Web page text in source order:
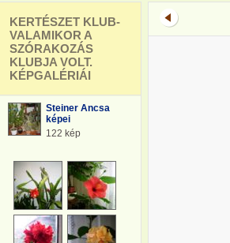
KERTÉSZET KLUB-
VALAMIKOR A
SZÓRAKOZÁS
KLUBJA VOLT.
KÉPGALÉRIÁI
Steiner Ancsa
képei
122 kép